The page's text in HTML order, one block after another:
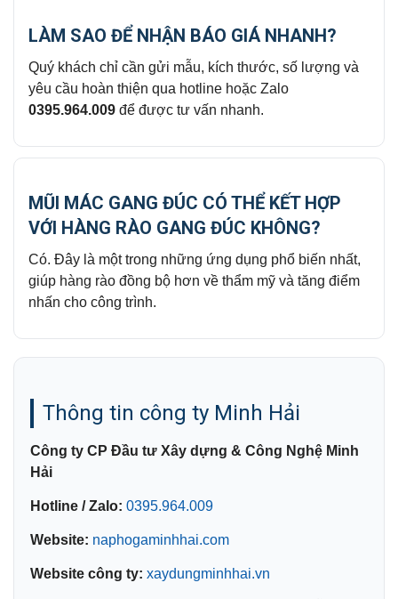
LÀM SAO ĐỂ NHẬN BÁO GIÁ NHANH?
Quý khách chỉ cần gửi mẫu, kích thước, số lượng và
yêu cầu hoàn thiện qua hotline hoặc Zalo
0395.964.009 để được tư vấn nhanh.
MŨI MÁC GANG ĐÚC CÓ THỂ KẾT HỢP
VỚI HÀNG RÀO GANG ĐÚC KHÔNG?
Có. Đây là một trong những ứng dụng phổ biến nhất,
giúp hàng rào đồng bộ hơn về thẩm mỹ và tăng điểm
nhấn cho công trình.
Thông tin công ty Minh Hải
Công ty CP Đầu tư Xây dựng & Công Nghệ Minh
Hải
Hotline / Zalo: 0395.964.009
Website: naphogaminhhai.com
Website công ty: xaydungminhhai.vn